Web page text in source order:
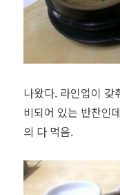
나왔다. 라인업이 갖
비되어 있는 반찬인
의 다 먹음.